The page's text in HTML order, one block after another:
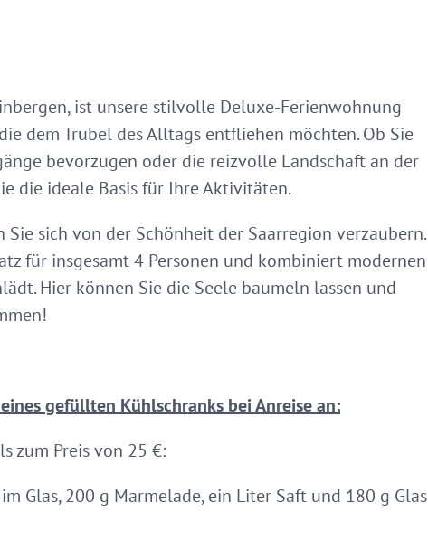
ist unsere stilvolle Deluxe-Ferienwohnung
dem Trubel des Alltags entfliehen möchten. Ob Sie
bevorzugen oder die reizvolle Landschaft an der
die ideale Basis für Ihre Aktivitäten.
sich von der Schönheit der Saarregion verzaubern.
für insgesamt 4 Personen und kombiniert modernen
Hier können Sie die Seele baumeln lassen und
gefüllten Kühlschranks bei Anreise an:
zum Preis von 25 €:
Glas, 200 g Marmelade, ein Liter Saft und 180 g Glas